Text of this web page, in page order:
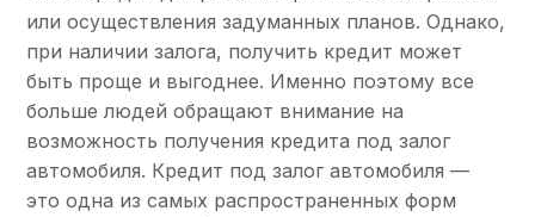
или осуществления задуманных планов. Однако,
при наличии залога, получить кредит может
быть проще и выгоднее. Именно поэтому все
больше людей обращают внимание на
возможность получения кредита под залог
автомобиля. Кредит под залог автомобиля —
это одна из самых распространенных форм